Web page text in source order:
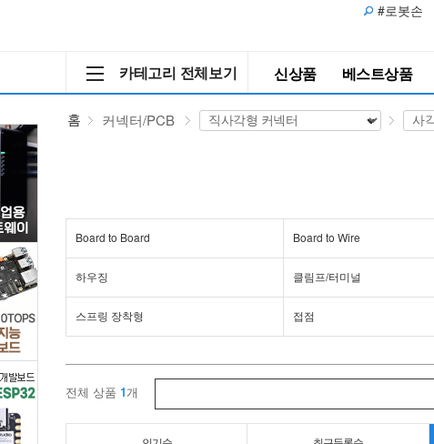
커
넥
터
>
사
각
형
커
#로봇손
카테고리 전체보기 신상품 베스트상품
홈 커넥터/PCB
Board to Board Board to Wire
하우징 클림프/터미널
스프링 장착형 접점
전체 상품 1개